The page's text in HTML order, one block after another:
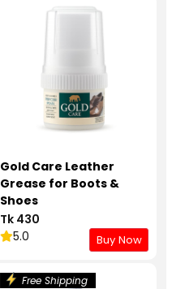
Gold Care Leather
Grease for Boots &
Shoes
Tk 430
5.0
Buy Now
Free Shipping